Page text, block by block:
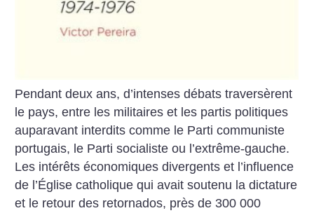
Pendant deux ans, d’intenses débats traversèrent
le pays, entre les militaires et les partis politiques
auparavant interdits comme le Parti communiste
portugais, le Parti socialiste ou l’extrême-gauche.
Les intérêts économiques divergents et l’influence
de l’Église catholique qui avait soutenu la dictature
et le retour des retornados, près de 300 000